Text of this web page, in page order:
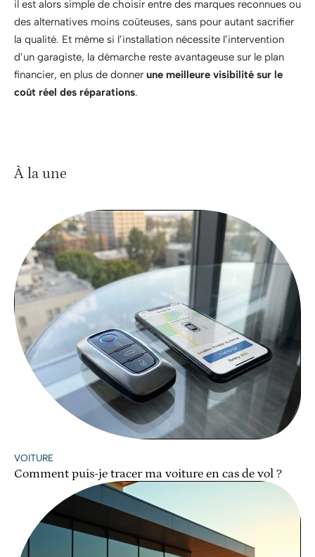
il est alors simple de choisir entre des marques reconnues ou
des alternatives moins coûteuses, sans pour autant sacrifier
la qualité. Et même si l’installation nécessite l’intervention
d’un garagiste, la démarche reste avantageuse sur le plan
financier, en plus de donner une meilleure visibilité sur le
coût réel des réparations.
À la une
VOITURE
Comment puis-je tracer ma voiture en cas de vol ?